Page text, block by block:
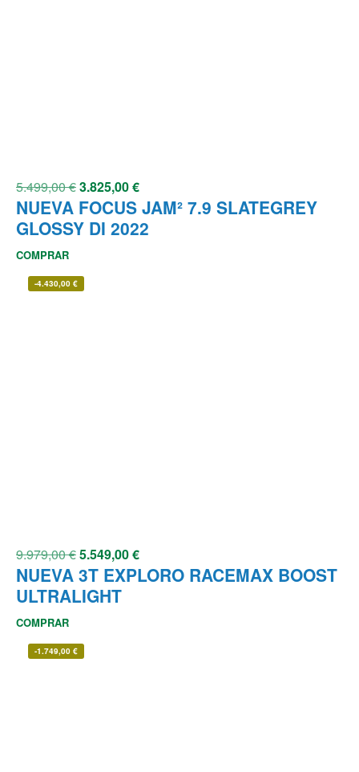
5.499,00€3.825,00€
NUEVA FOCUS JAM² 7.9 SLATEGREY
GLOSSY DI 2022
COMPRAR
-4.430,00 €
9.979,00€5.549,00€
NUEVA 3T EXPLORO RACEMAX BOOST
ULTRALIGHT
COMPRAR
-1.749,00 €